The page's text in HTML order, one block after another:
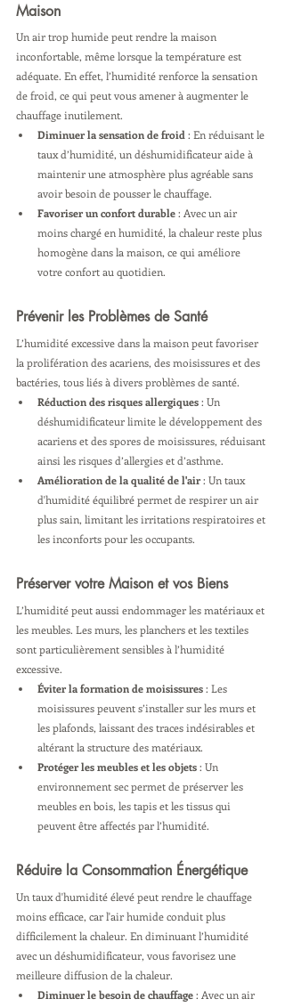
Maison
Un air trop humide peut rendre la maison
inconfortable, même lorsque la température est
adéquate. En effet, l’humidité renforce la sensation
de froid, ce qui peut vous amener à augmenter le
chauffage inutilement.
Diminuer la sensation de froid : En réduisant le
taux d’humidité, un déshumidificateur aide à
maintenir une atmosphère plus agréable sans
avoir besoin de pousser le chauffage.
Favoriser un confort durable : Avec un air
moins chargé en humidité, la chaleur reste plus
homogène dans la maison, ce qui améliore
votre confort au quotidien.
Prévenir les Problèmes de Santé
L’humidité excessive dans la maison peut favoriser
la prolifération des acariens, des moisissures et des
bactéries, tous liés à divers problèmes de santé.
Réduction des risques allergiques : Un
déshumidificateur limite le développement des
acariens et des spores de moisissures, réduisant
ainsi les risques d’allergies et d’asthme.
Amélioration de la qualité de l'air : Un taux
d'humidité équilibré permet de respirer un air
plus sain, limitant les irritations respiratoires et
les inconforts pour les occupants.
Préserver votre Maison et vos Biens
L’humidité peut aussi endommager les matériaux et
les meubles. Les murs, les planchers et les textiles
sont particulièrement sensibles à l’humidité
excessive.
Éviter la formation de moisissures : Les
moisissures peuvent s’installer sur les murs et
les plafonds, laissant des traces indésirables et
altérant la structure des matériaux.
Protéger les meubles et les objets : Un
environnement sec permet de préserver les
meubles en bois, les tapis et les tissus qui
peuvent être affectés par l’humidité.
Réduire la Consommation Énergétique
Un taux d'humidité élevé peut rendre le chauffage
moins efficace, car l'air humide conduit plus
difficilement la chaleur. En diminuant l’humidité
avec un déshumidificateur, vous favorisez une
meilleure diffusion de la chaleur.
Diminuer le besoin de chauffage : Avec un air